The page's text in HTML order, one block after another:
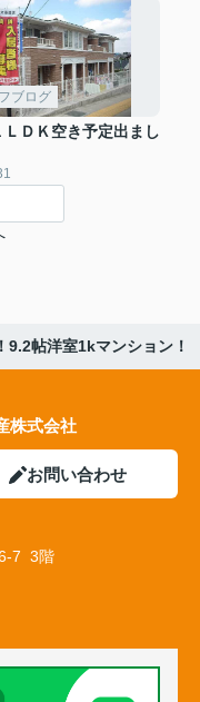
ブログ
ＬＤＫ空き予定出まし
9.2帖洋室1kマンション！
株式会社
お問い合わせ
7 3階